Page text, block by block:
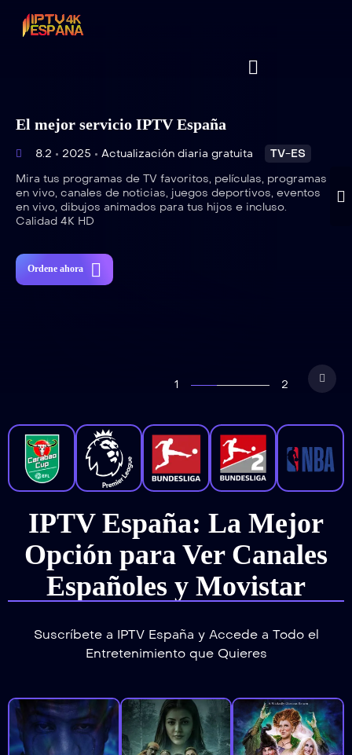
El mejor servicio IPTV España
8.2 2025 Actualización diaria gratuita
TV-ES
Mira tus programas de TV favoritos, películas, programas
en vivo, canales de noticias, juegos deportivos, eventos
en vivo, dibujos animados para tus hijos e incluso.
Calidad 4K HD
Ordene ahora
1 2
IPTV España: La Mejor
Opción para Ver Canales
Españoles y Movistar
Suscríbete a IPTV España y Accede a Todo el
Entretenimiento que Quieres